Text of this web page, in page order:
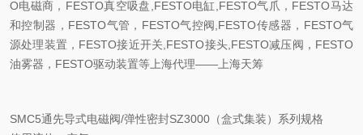
O电磁商，FESTO真空吸盘,FESTO电缸,FESTO气爪，FESTO马达
和控制器，FESTO气管，FESTO气控阀,FESTO传感器，FESTO气
源处理装置，FESTO接近开关,FESTO接头,FESTO减压阀，FESTO
油雾器，FESTO驱动装置等上海代理——上海天筹
SMC5通先导式电磁阀/弹性密封SZ3000（盒式集装）系列规格